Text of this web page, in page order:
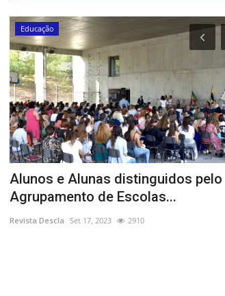
Educação
Alunos e Alunas distinguidos pelo
Agrupamento de Escolas...
Revista Descla Set 17, 2023 2910